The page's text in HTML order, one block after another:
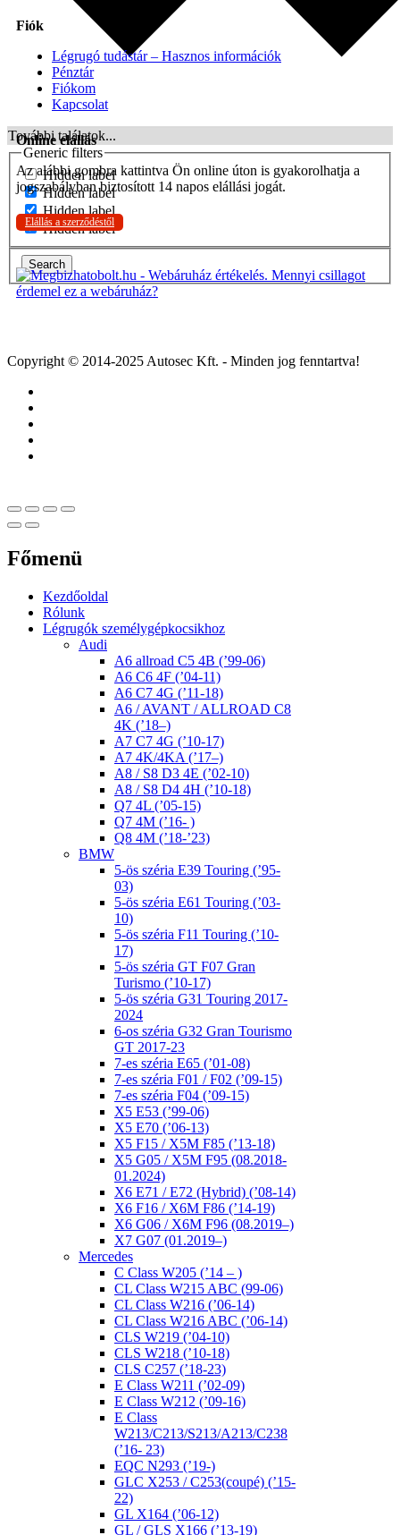
További találatok...
Generic filters
Hidden label
Hidden label
Hidden label
Hidden label
Search
Fiók
Légrugó tudástár – Hasznos információk
Pénztár
Fiókom
Kapcsolat
Online elállás
Az alábbi gombra kattintva Ön online úton is gyakorolhatja a
jogszabályban biztosított 14 napos elállási jogát.
Elállás a szerződéstől
Copyright © 2014-2025 Autosec Kft. - Minden jog fenntartva!
Főmenü
Kezdőoldal
Rólunk
Légrugók személygépkocsikhoz
Audi
A6 allroad C5 4B (’99-06)
A6 C6 4F (’04-11)
A6 C7 4G (’11-18)
A6 / AVANT / ALLROAD C8
4K (’18–)
A7 C7 4G (’10-17)
A7 4K/4KA (’17–)
A8 / S8 D3 4E (’02-10)
A8 / S8 D4 4H (’10-18)
Q7 4L (’05-15)
Q7 4M (’16- )
Q8 4M (’18-’23)
BMW
5-ös széria E39 Touring (’95-
03)
5-ös széria E61 Touring (’03-
10)
5-ös széria F11 Touring (’10-
17)
5-ös széria GT F07 Gran
Turismo (’10-17)
5-ös széria G31 Touring 2017-
2024
6-os széria G32 Gran Tourismo
GT 2017-23
7-es széria E65 (’01-08)
7-es széria F01 / F02 (’09-15)
7-es széria F04 (’09-15)
X5 E53 (’99-06)
X5 E70 (’06-13)
X5 F15 / X5M F85 (’13-18)
X5 G05 / X5M F95 (08.2018-
01.2024)
X6 E71 / E72 (Hybrid) (’08-14)
X6 F16 / X6M F86 (’14-19)
X6 G06 / X6M F96 (08.2019–)
X7 G07 (01.2019–)
Mercedes
C Class W205 (’14 – )
CL Class W215 ABC (99-06)
CL Class W216 (’06-14)
CL Class W216 ABC (’06-14)
CLS W219 (’04-10)
CLS W218 (’10-18)
CLS C257 (’18-23)
E Class W211 (’02-09)
E Class W212 (’09-16)
E Class
W213/C213/S213/A213/C238
(’16- 23)
EQC N293 (’19-)
GLC X253 / C253(coupé) (’15-
22)
GL X164 (’06-12)
GL / GLS X166 (’13-19)